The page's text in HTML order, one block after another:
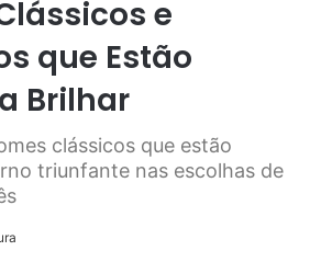
e
que Estão
Brilhar
clássicos que estão
triunfante nas escolhas de